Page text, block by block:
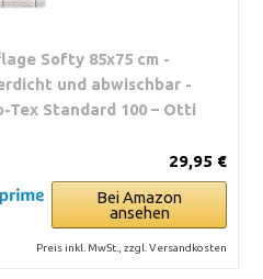
Softy 85x75 cm -
und abwischbar -
Tex Standard 100 – Otti
29,95 €
Bei Amazon
ansehen
Preis inkl. MwSt., zzgl. Versandkosten